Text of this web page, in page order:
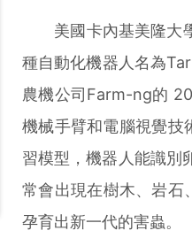
美國卡內基美隆大學
種自動化機器人名為
農機公司Farm-ng的
機械手臂和電腦視覺技
習模型，機器人能識別
常會出現在樹木、岩石
孕育出新一代的害蟲。